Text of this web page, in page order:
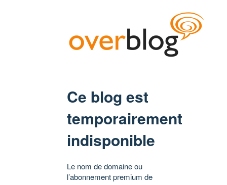
Ce blog est
temporairement
indisponible
Le nom de domaine ou
l’abonnement premium de